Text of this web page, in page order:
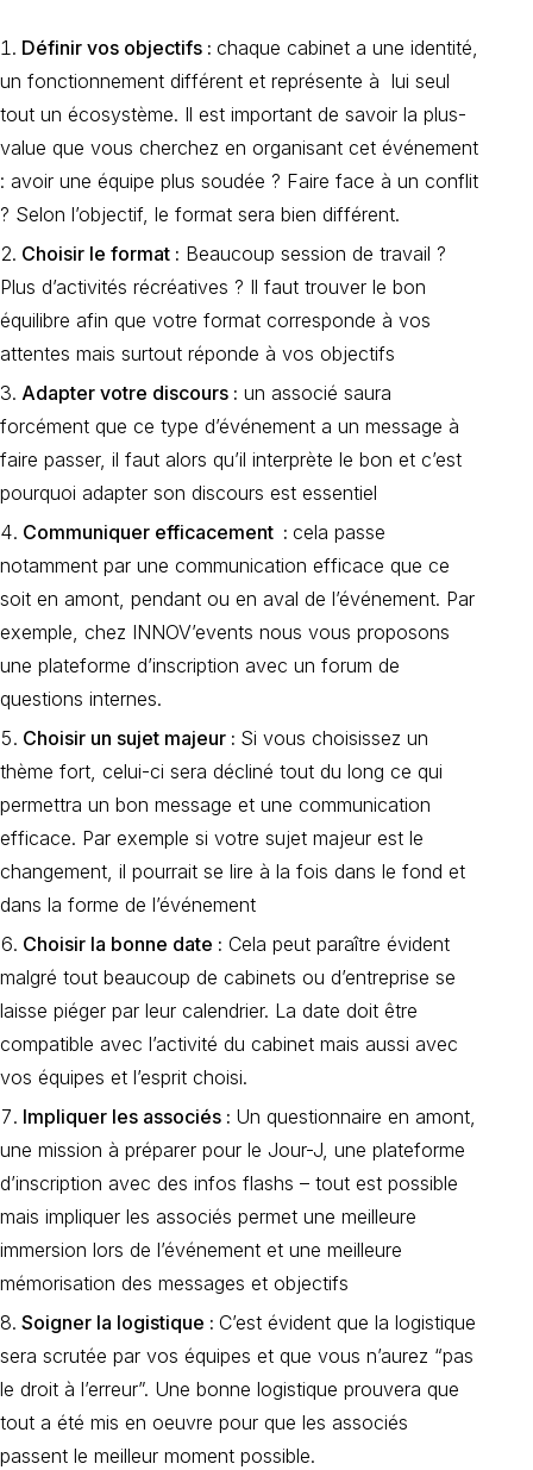
Définir vos objectifs : chaque cabinet a une identité,
un fonctionnement différent et représente à lui seul
tout un écosystème. Il est important de savoir la plus-
value que vous cherchez en organisant cet événement
: avoir une équipe plus soudée ? Faire face à un conflit
? Selon l’objectif, le format sera bien différent.
Choisir le format : Beaucoup session de travail ?
Plus d’activités récréatives ? Il faut trouver le bon
équilibre afin que votre format corresponde à vos
attentes mais surtout réponde à vos objectifs
Adapter votre discours : un associé saura
forcément que ce type d’événement a un message à
faire passer, il faut alors qu’il interprète le bon et c’est
pourquoi adapter son discours est essentiel
Communiquer efficacement : cela passe
notamment par une communication efficace que ce
soit en amont, pendant ou en aval de l’événement. Par
exemple, chez INNOV’events nous vous proposons
une plateforme d’inscription avec un forum de
questions internes.
Choisir un sujet majeur : Si vous choisissez un
thème fort, celui-ci sera décliné tout du long ce qui
permettra un bon message et une communication
efficace. Par exemple si votre sujet majeur est le
changement, il pourrait se lire à la fois dans le fond et
dans la forme de l’événement
Choisir la bonne date : Cela peut paraître évident
malgré tout beaucoup de cabinets ou d’entreprise se
laisse piéger par leur calendrier. La date doit être
compatible avec l’activité du cabinet mais aussi avec
vos équipes et l’esprit choisi.
Impliquer les associés : Un questionnaire en amont,
une mission à préparer pour le Jour-J, une plateforme
d’inscription avec des infos flashs – tout est possible
mais impliquer les associés permet une meilleure
immersion lors de l’événement et une meilleure
mémorisation des messages et objectifs
Soigner la logistique : C’est évident que la logistique
sera scrutée par vos équipes et que vous n’aurez “pas
le droit à l’erreur”. Une bonne logistique prouvera que
tout a été mis en oeuvre pour que les associés
passent le meilleur moment possible.